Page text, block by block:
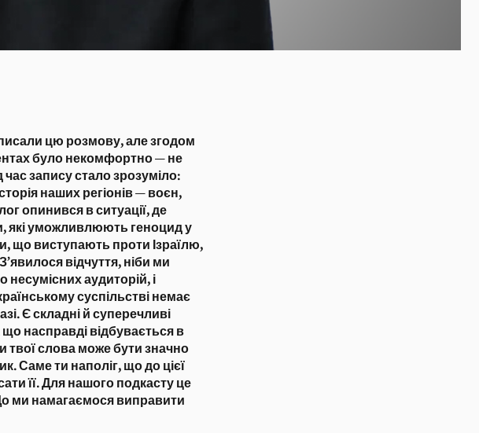
цю розмову, але згодом
було некомфортно — не
запису стало зрозуміло:
наших регіонів — воєн,
опинився в ситуації, де
які уможливлюють геноцид у
що виступають проти Ізраїлю,
відчуття, ніби ми
несумісних аудиторій, і
суспільстві немає
Є складні й суперечливі
що насправді відбувається в
твої слова може бути значно
Саме ти наполіг, що до цієї
її. Для нашого подкасту це
ми намагаємося виправити